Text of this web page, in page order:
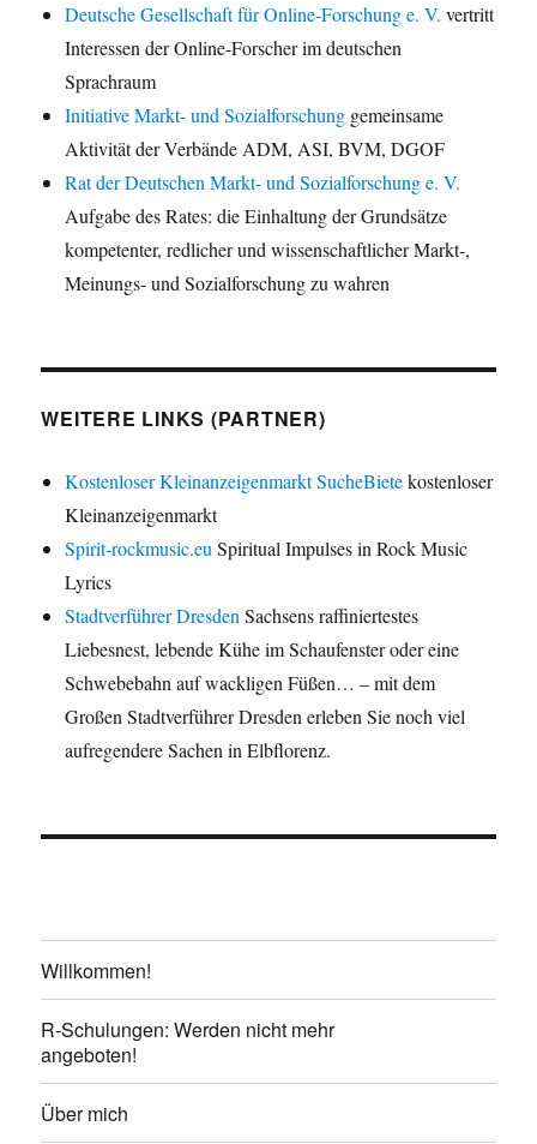
Deutsche Gesellschaft für Online-Forschung e. V. vertritt
Interessen der Online-Forscher im deutschen
Sprachraum
Initiative Markt- und Sozialforschung gemeinsame
Aktivität der Verbände ADM, ASI, BVM, DGOF
Rat der Deutschen Markt- und Sozialforschung e. V.
Aufgabe des Rates: die Einhaltung der Grundsätze
kompetenter, redlicher und wissenschaftlicher Markt-,
Meinungs- und Sozialforschung zu wahren
WEITERE LINKS (PARTNER)
Kostenloser Kleinanzeigenmarkt SucheBietekostenloser
Kleinanzeigenmarkt
Spirit-rockmusic.eu Spiritual Impulses in Rock Music
Lyrics
Stadtverführer Dresden Sachsens raffiniertestes
Liebesnest, lebende Kühe im Schaufenster oder eine
Schwebebahn auf wackligen Füßen… – mit dem
Großen Stadtverführer Dresden erleben Sie noch viel
aufregendere Sachen in Elbflorenz.
Willkommen!
R-Schulungen: Werden nicht mehr
angeboten!
Über mich